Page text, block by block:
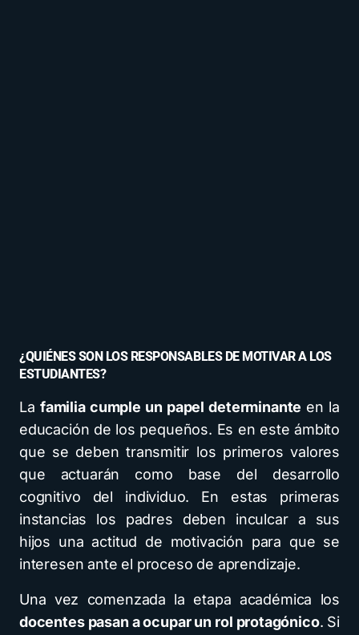
¿QUIÉNES SON LOS RESPONSABLES DE MOTIVAR A LOS
ESTUDIANTES?
La familia cumple un papel determinante en la
educación de los pequeños. Es en este ámbito
que se deben transmitir los primeros valores
que actuarán como base del desarrollo
cognitivo del individuo. En estas primeras
instancias los padres deben inculcar a sus
hijos una actitud de motivación para que se
interesen ante el proceso de aprendizaje.
Una vez comenzada la etapa académica los
docentes pasan a ocupar un rol protagónico. Si